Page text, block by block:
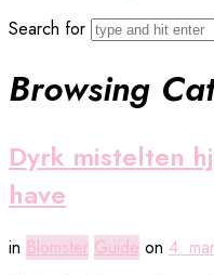
Search for
Browsing
Dyrk mistelten
have
in Blomster Guide on 4.